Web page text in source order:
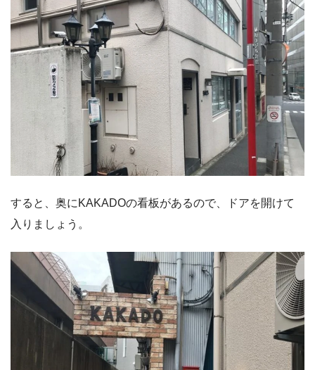
すると、奥にKAKADOの看板があるので、ドアを開けて
入りましょう。